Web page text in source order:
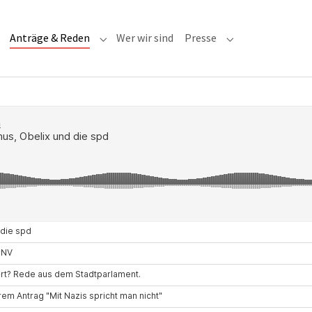
Anträge & Reden(current)
Submenu for "Anträge & Reden"
Wer wir sind Presse Submenu for